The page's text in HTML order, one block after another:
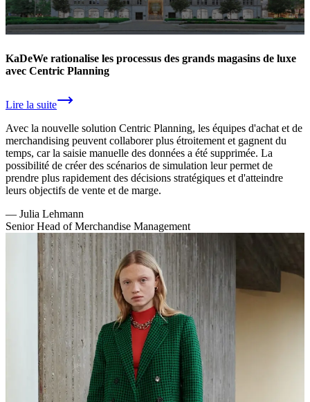
KaDeWe rationalise les processus des grands magasins de luxe
avec Centric Planning
Lire la suite
Avec la nouvelle solution Centric Planning, les équipes d'achat et de
merchandising peuvent collaborer plus étroitement et gagnent du
temps, car la saisie manuelle des données a été supprimée. La
possibilité de créer des scénarios de simulation leur permet de
prendre plus rapidement des décisions stratégiques et d'atteindre
leurs objectifs de vente et de marge.
— Julia Lehmann
Senior Head of Merchandise Management